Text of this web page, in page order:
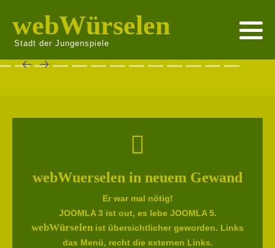
webWürselen
Stadt der Jungenspiele
webWuerselen in neuem Gewand
Er war mal nötig!
JOOMLA 3 ist out, es lebe JOOMLA 5.
webWürselen ist übersichtlicher geworden. Links
das Menü, recht die externen Links.